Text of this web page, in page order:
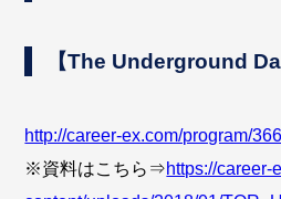
【The Underground
http://career-ex.com/program/
※資料はこちら⇒https://career-